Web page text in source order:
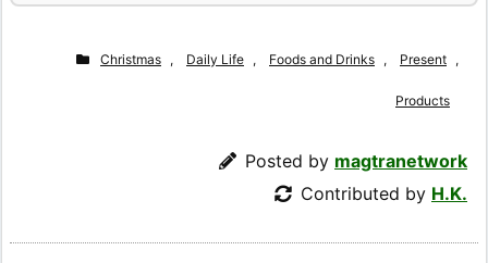
Christmas , Daily Life , Foods and Drinks , Present ,
Products
Posted by magtranetwork
Contributed by H.K.